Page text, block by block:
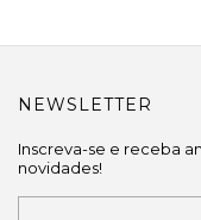
NEWSLETTER
Inscreva-se e receba
novidades!